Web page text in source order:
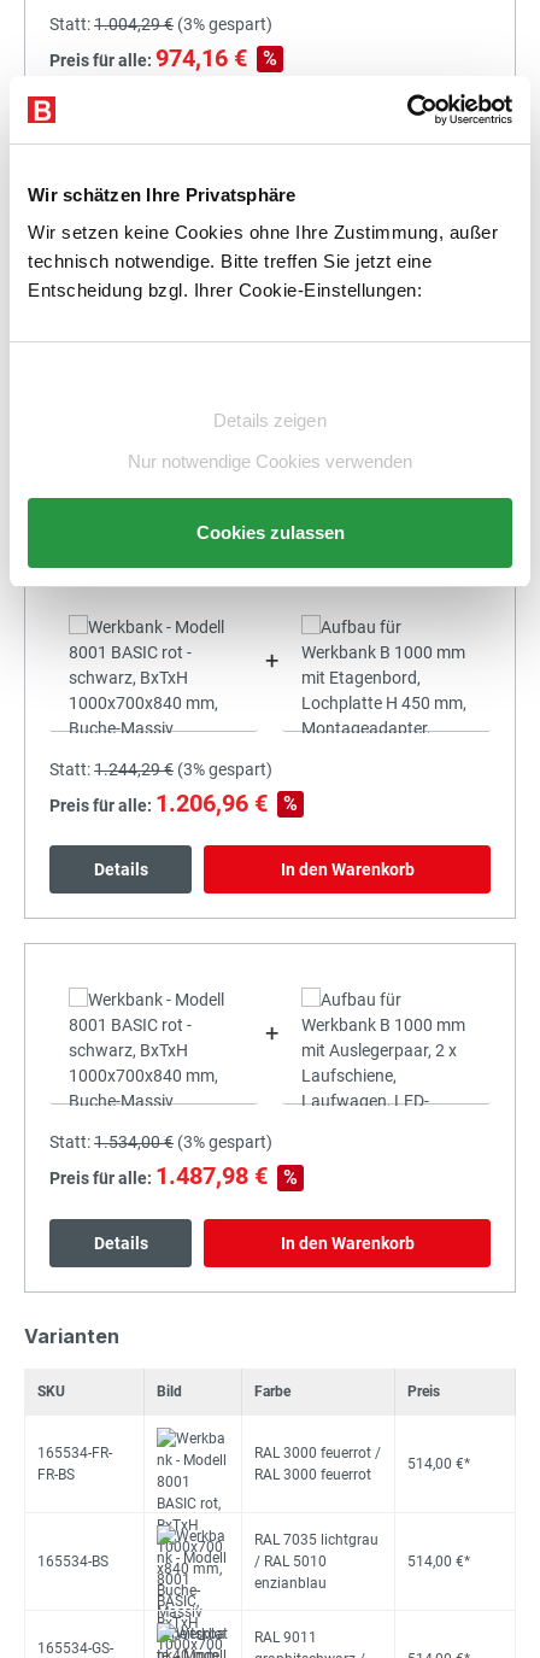
Wir schätzen Ihre Privatsphäre
Wir setzen keine Cookies ohne Ihre Zustimmung, außer
technisch notwendige. Bitte treffen Sie jetzt eine
Entscheidung bzgl. Ihrer Cookie-Einstellungen:
Details zeigen
Nur notwendige Cookies verwenden
Cookies zulassen
Statt:1.004,29 € (3%gespart)
Preis für alle: 974,16 € %
+
1.115,50 € %
Details In den Warenkorb
+
Statt:1.244,29 € (3%gespart)
Preis für alle: 1.206,96 € %
Details In den Warenkorb
+
Statt:1.534,00 € (3%gespart)
Preis für alle: 1.487,98 € %
Details In den Warenkorb
Varianten
SKU Bild Farbe Preis
165534-FR-
FR-BS
RAL 3000 feuerrot /
RAL 3000 feuerrot
514,00 €*
165534-BS
RAL 7035 lichtgrau
/ RAL 5010
enzianblau
514,00 €*
165534-GS-
RAL 9011